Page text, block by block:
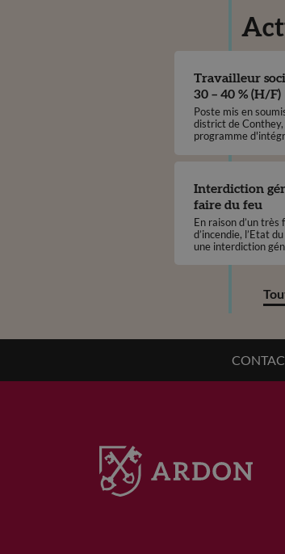
Travailleur
30 – 40 % (H/F)
Poste mis en
district de
programme
Interdiction
faire du feu
En raison d’un très
d’incendie, l’Etat
une interdiction